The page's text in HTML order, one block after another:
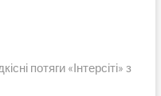
потяги «Інтерсіті» з